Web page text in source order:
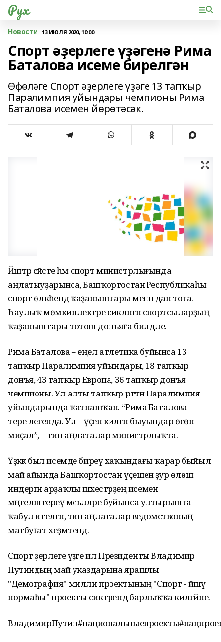
Рух
Новости 13 ИЮЛЯ 2020, 10:00
Спорт әҙерлеге үҙәгенә Рима
Баталова исеме бирелгән
Өфөләге Спорт әҙерлеге үҙәге 13 тапҡыр
Паралимпия уйындары чемпионы Рима
Баталова исемен йөрөтәсәк.
Йәштәр сәйәсәте һәм спорт министрлығында
аңлатыуҙарынса, Башҡортостан Республикаһы
спорт өлкәһендә ҡаҙаныштары менән дан тота.
Һаулыҡ мөмкинлектәре сикләнгән спортсыларҙың
ҡаҙаныштары тотош донъяға билдәле.
Рима Баталова – еңел атлетика буйынса 13
тапҡыр Паралимпия уйындары, 18 тапҡыр
донъя, 43 тапҡыр Европа, 36 тапҡыр донъя
чемпионы. Ул алты тапҡыр рәттән Паралимпия
уйындарында ҡатнашҡан. “Рима Баталова –
тере легенда. Ул – үҫеп килгән быуындар өсөн
миҫал”, – тип аңлаталар министрлыҡта.
Үҙәккә был исемде биреү хаҡындағы ҡарар быйыл
май айында Башҡортостан үҫешенә ҙур өлөш
индергән арҙаҡлы шәхестәрҙең исемен
мәңгеләштереү мәсьәләләре буйынса ултырышта
ҡабул ителгән, тип аңлаталар ведомствоның
матбуғат хеҙмәтендә.
Спорт әҙерлеге үҙәге ил Президенты Владимир
Путиндың май указдарына ярашлы
"Демография" милли проектының "Спорт - йәшәү
нормаһы" проекты сиктәрендә барлыҡҡа килгәйне.